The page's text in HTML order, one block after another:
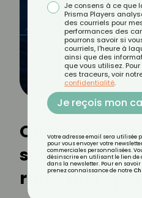
Quels sont
secondaires
radiothérapie
Je consens à ce que
Prisma Players
des courriels pour
performances des
pourrons savoir si
courriels, l'heure à
ainsi que des
que vous utilisez.
ces traceurs, voir
confidentialité.
Je reçois mon
Votre adresse email sera utilisée
pour vous envoyer votre
commerciales personnalisées.
désinscrire en utilisant le lien de
dans la newsletter. Pour en savoir
prenez connaissance de notre